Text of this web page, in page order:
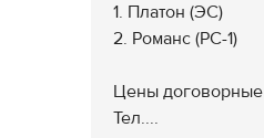
1. Платон (ЭС)
2. Романс (РС-1)
Цены договорные
Тел....